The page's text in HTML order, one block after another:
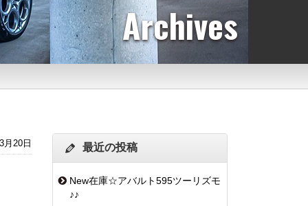
Archives
月20日 最近の投稿
New在庫☆アバルト595ツーリズモ
♪♪